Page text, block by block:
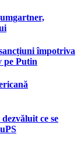
împotriva
pe Putin
ce se